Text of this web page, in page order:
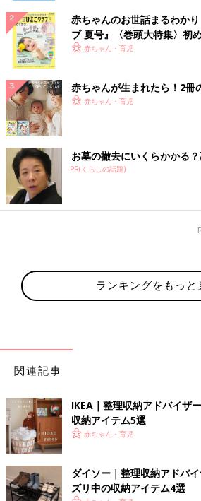
赤ちゃんのお世話まるわか
ブ 夏号』〈巻頭大特集〉初
く！ おっぱい・ミルクの基
赤ちゃん・育児
赤ちゃんが生まれたら！2冊
赤ちゃん・育児
お墓の撤去にいくらかかる
PR(くらしの話題)
ランキングをもっと
関連記事
IKEA｜整理収納アドバイザ
収納アイテム5選
赤ちゃん・育児
ダイソー｜整理収納アドバ
ズリ中の収納アイテム4選